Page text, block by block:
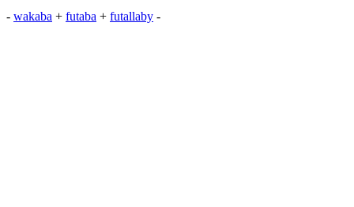
- wakaba + futaba + futallaby -